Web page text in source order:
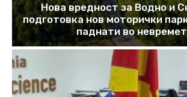
Нова вредност за Водно и
подготовка нов моторички
паднати во